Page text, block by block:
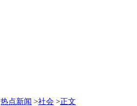
热点新闻 >社会 >正文